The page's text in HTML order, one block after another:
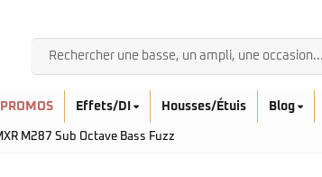
PROMOS Effets/DI Housses/Étuis Blog
M287 Sub Octave Bass Fuzz